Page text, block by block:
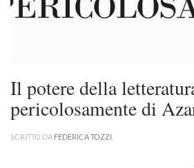
Il potere della
pericolosamente di
SCRITTO DA FEDERICA TOZZI